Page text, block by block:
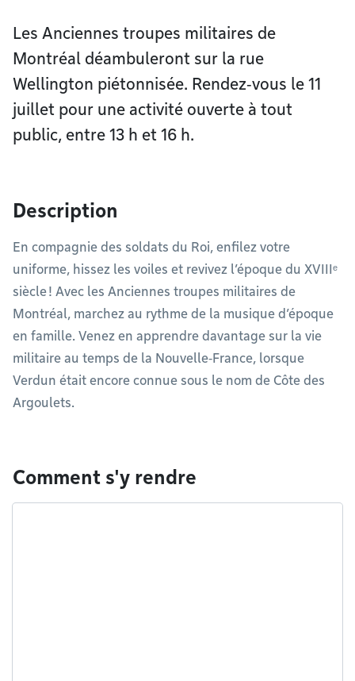
Les Anciennes troupes militaires de
Montréal déambuleront sur la rue
Wellington piétonnisée. Rendez‑vous le 11
juillet pour une activité ouverte à tout
public, entre 13 h et 16 h.
Description
En compagnie des soldats du Roi, enfilez votre
uniforme, hissez les voiles et revivez l’époque du XVIIIᵉ
siècle ! Avec les Anciennes troupes militaires de
Montréal, marchez au rythme de la musique d’époque
en famille. Venez en apprendre davantage sur la vie
militaire au temps de la Nouvelle‑France, lorsque
Verdun était encore connue sous le nom de Côte des
Argoulets.
Comment s'y rendre